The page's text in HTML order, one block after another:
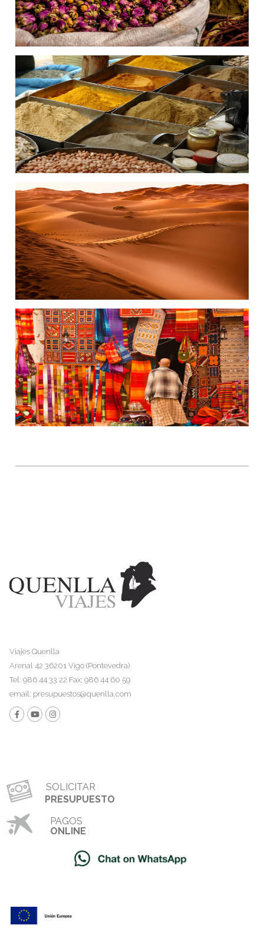
Viajes Quenlla
Arenal 42 36201 Vigo (Pontevedra)
Tel: 986 44 33 22 Fax: 986 44 60 59
email: presupuestos@quenlla.com
SOLICITAR
PRESUPUESTO
PAGOS
ONLINE